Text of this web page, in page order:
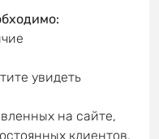
увидеть
на сайте,
клиентов.